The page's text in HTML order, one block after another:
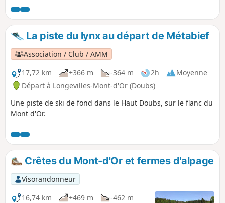
printemps. Par beau temps vous pourrez aussi admirer les
sommets des alpes françaises.
La piste du lynx au départ de Métabief
Association / Club / AMM
17,72 km
+366 m -364 m 2h
Moyenne
Départ à Longevilles-Mont-d'Or (Doubs)
Une piste de ski de fond dans le Haut Doubs, sur le flanc du
Mont d'Or.
Crêtes du Mont-d'Or et fermes d'alpage
Visorandonneur
16,74 km
+469 m
-462 m